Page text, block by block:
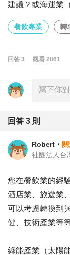
建議？或海運業
餐飲專業 轉
回答 3 觀看 2861
回答 3 則
Robert ・
您在餐飲業的經
酒店業、旅遊業
可以考慮轉換到
健、技術產業等
綠能產業（太陽